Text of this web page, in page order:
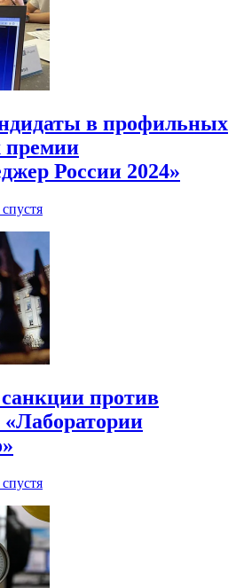
в профильных
премии
России 2024»
против
«Лаборатории